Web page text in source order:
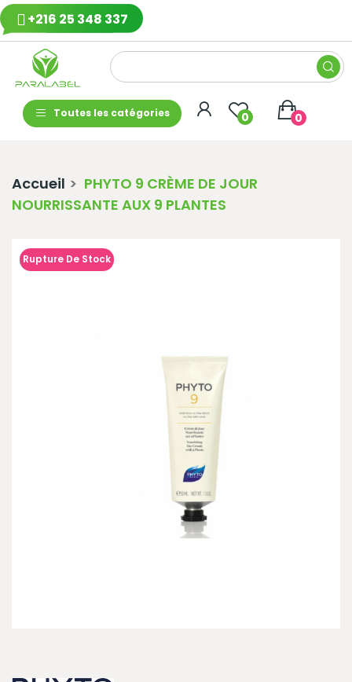
+216 25 348 337
Toutes les catégories 0 0
Accueil
PHYTO 9 CRÈME DE JOUR
NOURRISSANTE AUX 9 PLANTES
Rupture De Stock